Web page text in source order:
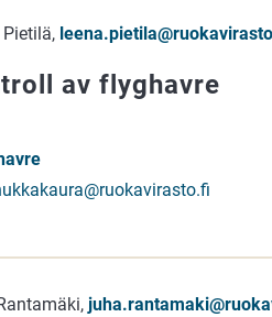
av flyghavre